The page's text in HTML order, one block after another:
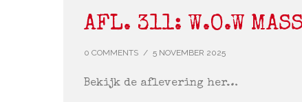
AFL. 311: W.O.W
0 COMMENTS / 5 NOVEMBER 2025
Bekijk de aflevering her…